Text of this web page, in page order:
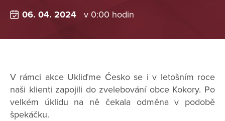
06. 04. 2024 v 0:00 hodin
V rámci akce Ukliďme Ćesko se i v letošním roce
naši klienti zapojili do zvelebování obce Kokory. Po
velkém úklidu na ně čekala odměna v podobě
špekáčku.